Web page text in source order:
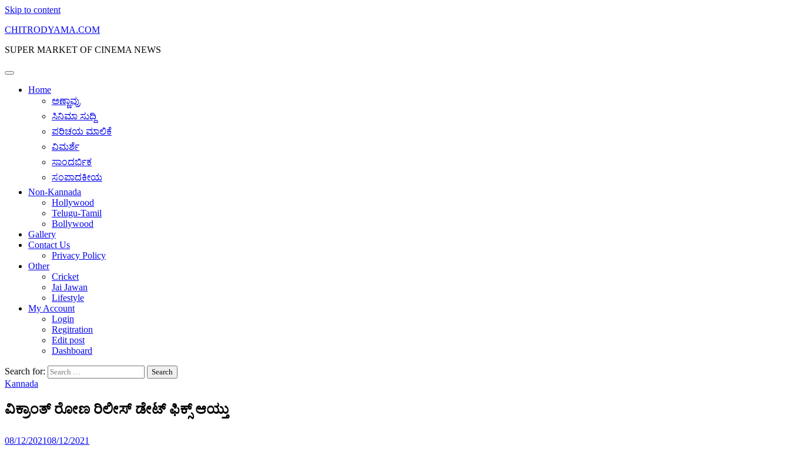
Skip to content
CHITRODYAMA.COM
SUPER MARKET OF CINEMA NEWS
Home
ಅಣ್ಣಾವ್ರು
ಸಿನಿಮಾ ಸುದ್ದಿ
ಪರಿಚಯ ಮಾಲಿಕೆ
ವಿಮರ್ಶೆ
ಸಾಂದರ್ಭಿಕ
ಸಂಪಾದಕೀಯ
Non-Kannada
Hollywood
Telugu-Tamil
Bollywood
Gallery
Contact Us
Privacy Policy
Other
Cricket
Jai Jawan
Lifestyle
My Account
Login
Regitration
Edit post
Dashboard
Search for:
Kannada
ವಿಕ್ರಾಂತ್ ರೋಣ ರಿಲೀಸ್ ಡೇಟ್ ಫಿಕ್ಸ್ ಆಯ್ತು
08/12/202108/12/2021